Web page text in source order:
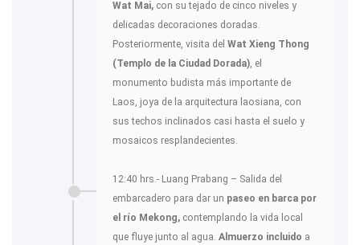
Wat Mai, con su tejado de cinco niveles y
delicadas decoraciones doradas.
Posteriormente, visita del Wat Xieng Thong
(Templo de la Ciudad Dorada) , el
monumento budista más importante de
Laos, joya de la arquitectura laosiana, con
sus techos inclinados casi hasta el suelo y
mosaicos resplandecientes.
12:40 hrs.- Luang Prabang – Salida del
embarcadero para dar un paseo en barca por
el río Mekong, contemplando la vida local
que fluye junto al agua. Almuerzo incluido a